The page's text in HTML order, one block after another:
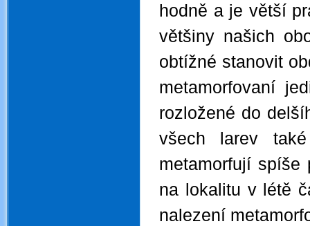
hodně a je větší
většiny našich
obtížné stanovit
metamorfovaní
rozložené do
všech larev
metamorfují spíše
na lokalitu v létě
nalezení